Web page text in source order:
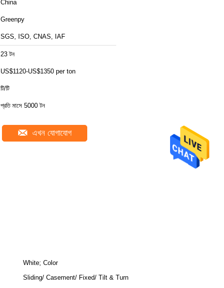
China
Greenpy
SGS, ISO, CNAS, IAF
23 টন
US$1120-US$1350 per ton
টি/টি
প্রতি মাসে 5000 টন
এখন যোগাযোগ
White; Color
Sliding/ Casement/ Fixed/ Tilt & Turn